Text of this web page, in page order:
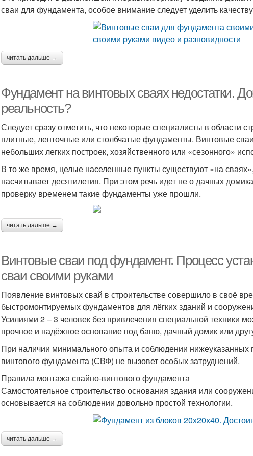
сваи для фундамента, особое внимание следует уделить
читать дальше →
Фундамент на винтовых сваях недостатки.
реальность?
Следует сразу отметить, что некоторые специалисты в области
плитные, ленточные или столбчатые фундаменты. Винтовые
небольших легких построек, хозяйственного или «сезонного»
В то же время, целые населенные пункты существуют «на
насчитывает десятилетия. При этом речь идет не о дачных
проверку временем такие фундаменты уже прошли.
читать дальше →
Винтовые сваи под фундамент. Процесс
сваи своими руками
Появление винтовых свай в строительстве совершило в своё
быстромонтируемых фундаментов для лёгких зданий и
Усилиями 2 – 3 человек без привлечения специальной техники
прочное и надёжное основание под баню, дачный домик или
При наличии минимального опыта и соблюдении нижеуказанных
винтового фундамента (СВФ) не вызовет особых затруднений.
Правила монтажа свайно-винтового фундамента
Самостоятельное строительство основания здания или
основывается на соблюдении довольно простой технологии.
читать дальше →